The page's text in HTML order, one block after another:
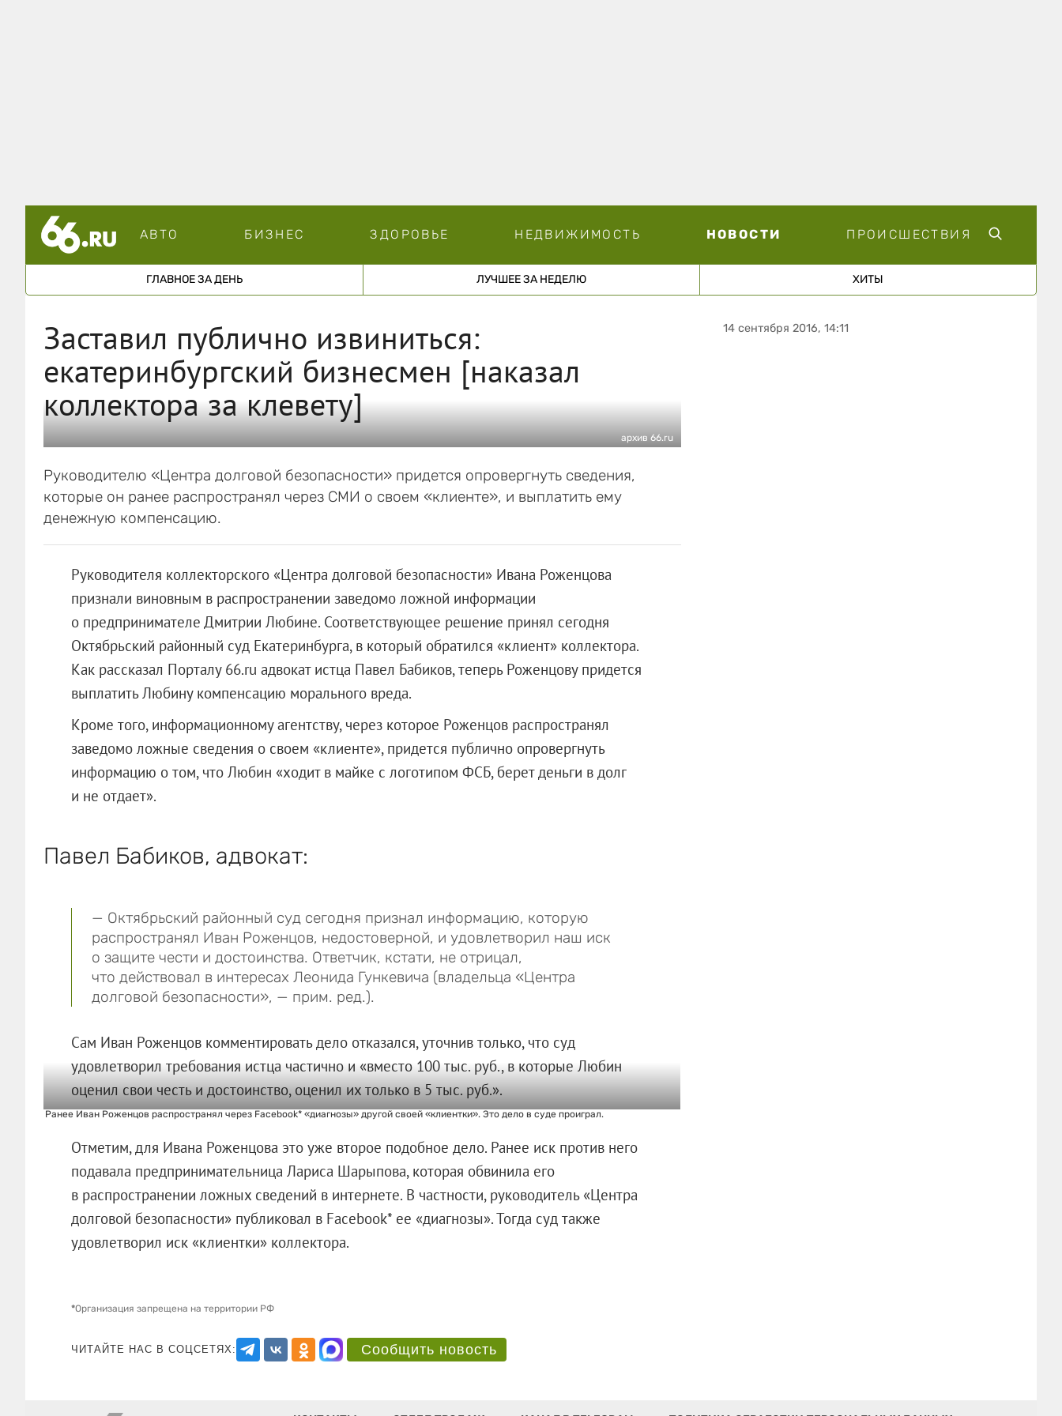
АВТО БИЗНЕС ЗДОРОВЬЕ НЕДВИЖИМОСТЬ НОВОСТИ ПРОИСШЕСТВИЯ
ГЛАВНОЕ ЗА ДЕНЬ ЛУЧШЕЕ ЗА НЕДЕЛЮ ХИТЫ
Заставил публично извиниться:
екатеринбургский бизнесмен [наказал
коллектора за клевету]
архив 66.ru
Руководителю «Центра долговой безопасности» придется опровергнуть сведения,
которые он ранее распространял через СМИ о своем «клиенте», и выплатить ему
денежную компенсацию.
Руководителя коллекторского «Центра долговой безопасности» Ивана Роженцова
признали виновным в распространении заведомо ложной информации
о предпринимателе Дмитрии Любине. Соответствующее решение принял сегодня
Октябрьский районный суд Екатеринбурга, в который обратился «клиент» коллектора.
Как рассказал Порталу 66.ru адвокат истца Павел Бабиков, теперь Роженцову придется
выплатить Любину компенсацию морального вреда.
Кроме того, информационному агентству, через которое Роженцов распространял
заведомо ложные сведения о своем «клиенте», придется публично опровергнуть
информацию о том, что Любин «ходит в майке с логотипом ФСБ, берет деньги в долг
и не отдает».
Павел Бабиков, адвокат:
— Октябрьский районный суд сегодня признал информацию, которую
распространял Иван Роженцов, недостоверной, и удовлетворил наш иск
о защите чести и достоинства. Ответчик, кстати, не отрицал,
что действовал в интересах Леонида Гункевича (владельца «Центра
долговой безопасности», — прим. ред.).
Сам Иван Роженцов комментировать дело отказался, уточнив только, что суд
удовлетворил требования истца частично и «вместо 100 тыс. руб., в которые Любин
оценил свои честь и достоинство, оценил их только в 5 тыс. руб.».
Ранее Иван Роженцов распространял через Facebook* «диагнозы» другой своей «клиентки». Это дело в суде проиграл.
Отметим, для Ивана Роженцова это уже второе подобное дело. Ранее иск против него
подавала предпринимательница Лариса Шарыпова, которая обвинила его
в распространении ложных сведений в интернете. В частности, руководитель «Центра
долговой безопасности» публиковал в Facebook* ее «диагнозы». Тогда суд также
удовлетворил иск «клиентки» коллектора.
*Организация запрещена на территории РФ
ЧИТАЙТЕ НАС В СОЦСЕТЯХ: Сообщить новость
14 сентября 2016, 14:11